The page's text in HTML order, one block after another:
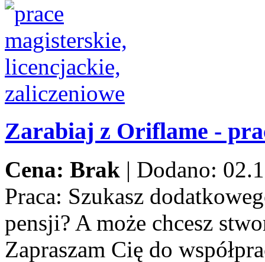
Zarabiaj z Oriflame -
Cena: Brak | Dodano:
Praca: Szukasz
pensji? A może chcesz
Zapraszam Cię do